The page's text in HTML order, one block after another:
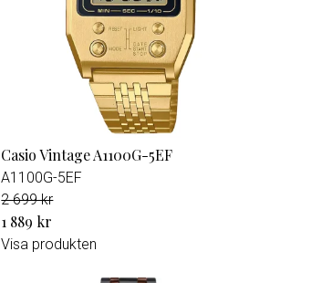
Casio Vintage A1100G-5EF
A1100G-5EF
2 699 kr
1 889 kr
Visa produkten